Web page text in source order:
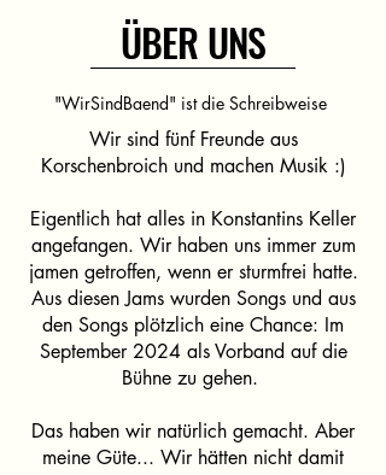
ÜBER UNS
"WirSindBaend" ist die Schreibweise
Wir sind fünf Freunde aus
Korschenbroich und machen Musik :)
Eigentlich hat alles in Konstantins Keller
angefangen. Wir haben uns immer zum
jamen getroffen, wenn er sturmfrei hatte.
Aus diesen Jams wurden Songs und aus
den Songs plötzlich eine Chance: Im
September 2024 als Vorband auf die
Bühne zu gehen.
Das haben wir natürlich gemacht. Aber
meine Güte... Wir hätten nicht damit